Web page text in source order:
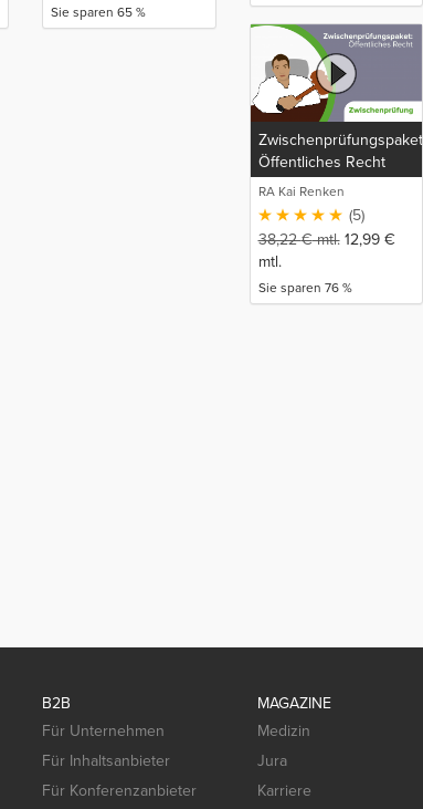
Sie sparen 65 %
Zwischenprüfungspaket:
Öffentliches Recht
RA Kai Renken
(5)
38,22€mtl. 12,99 €
mtl.
Sie sparen 76 %
B2B
Für Unternehmen
Für Inhaltsanbieter
Für Konferenzanbieter
MAGAZINE
Medizin
Jura
Karriere